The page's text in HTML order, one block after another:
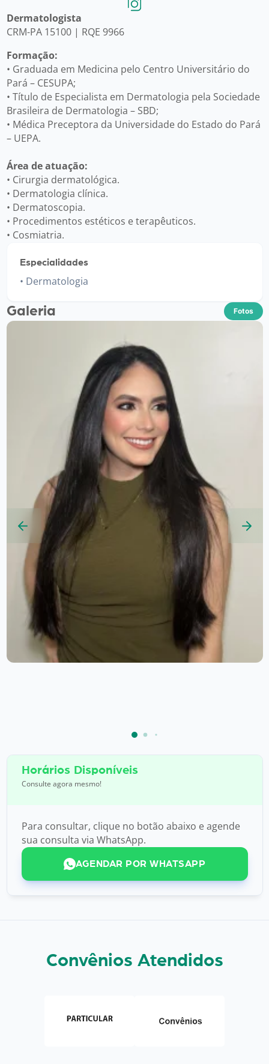
Dermatologista
CRM-PA 15100 | RQE 9966
Formação:
• Graduada em Medicina pelo Centro Universitário do
Pará – CESUPA;
• Título de Especialista em Dermatologia pela Sociedade
Brasileira de Dermatologia – SBD;
• Médica Preceptora da Universidade do Estado do Pará
– UEPA.
Área de atuação:
• Cirurgia dermatológica.
• Dermatologia clínica.
• Dermatoscopia.
• Procedimentos estéticos e terapêuticos.
• Cosmiatria.
Especialidades
Dermatologia
Galeria Fotos
Horários Disponíveis
Consulte agora mesmo!
Para consultar, clique no botão abaixo e agende
sua consulta via WhatsApp.
AGENDAR POR WHATSAPP
Convênios Atendidos